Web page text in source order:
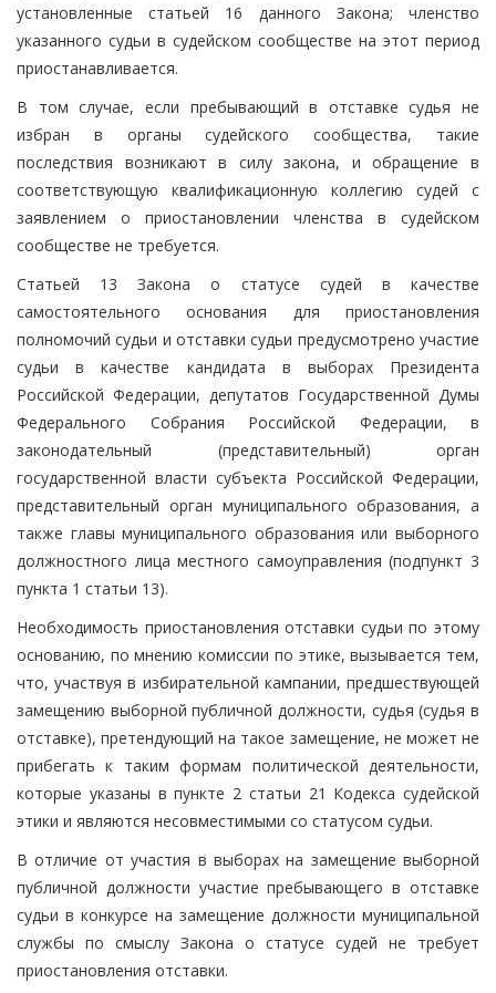
установленные статьей 16 данного Закона; членство
указанного судьи в судейском сообществе на этот период
приостанавливается.
В том случае, если пребывающий в отставке судья не
избран в органы судейского сообщества, такие
последствия возникают в силу закона, и обращение в
соответствующую квалификационную коллегию судей с
заявлением о приостановлении членства в судейском
сообществе не требуется.
Статьей 13 Закона о статусе судей в качестве
самостоятельного основания для приостановления
полномочий судьи и отставки судьи предусмотрено участие
судьи в качестве кандидата в выборах Президента
Российской Федерации, депутатов Государственной Думы
Федерального Собрания Российской Федерации, в
законодательный (представительный) орган
государственной власти субъекта Российской Федерации,
представительный орган муниципального образования, а
также главы муниципального образования или выборного
должностного лица местного самоуправления (подпункт 3
пункта 1 статьи 13).
Необходимость приостановления отставки судьи по этому
основанию, по мнению комиссии по этике, вызывается тем,
что, участвуя в избирательной кампании, предшествующей
замещению выборной публичной должности, судья (судья в
отставке), претендующий на такое замещение, не может не
прибегать к таким формам политической деятельности,
которые указаны в пункте 2 статьи 21 Кодекса судейской
этики и являются несовместимыми со статусом судьи.
В отличие от участия в выборах на замещение выборной
публичной должности участие пребывающего в отставке
судьи в конкурсе на замещение должности муниципальной
службы по смыслу Закона о статусе судей не требует
приостановления отставки.